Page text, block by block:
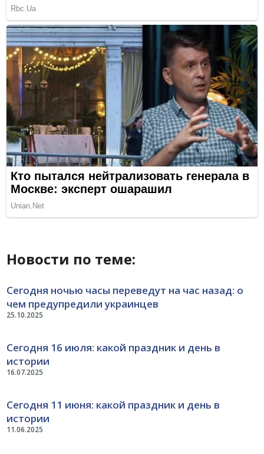
Новости по теме:
25.10.2025
Сегодня ночью часы переведут на час назад: о
чем предупредили украинцев
16.07.2025
Сегодня 16 июля: какой праздник и день в
истории
11.06.2025
Сегодня 11 июня: какой праздник и день в
истории